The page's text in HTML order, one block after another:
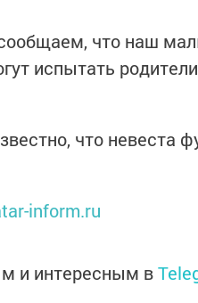
что наш
испытать
что невеста
inform.ru
и интересным в